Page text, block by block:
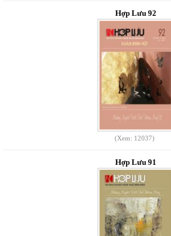
Hợp Lưu 92
(Xem: 12037)
Hợp Lưu 91